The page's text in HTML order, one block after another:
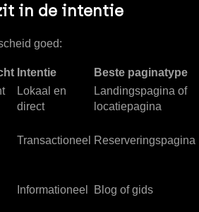
in de intentie
goed:
Intentie Beste paginatype
Lokaal en
direct
Landingspagina of
locatiepagina
Transactioneel Reserveringspagina
Informationeel Blog of gids